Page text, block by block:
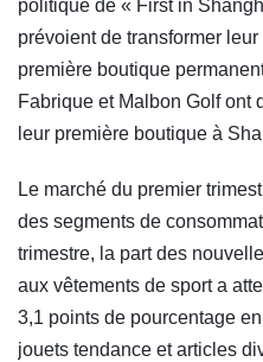
politique de « First in
prévoient de transformer
première boutique
Fabrique et Malbon Golf ont
leur première boutique à
Le marché du premier
des segments de
trimestre, la part des
aux vêtements de sport a
3,1 points de pourcentage
jouets tendance et articles